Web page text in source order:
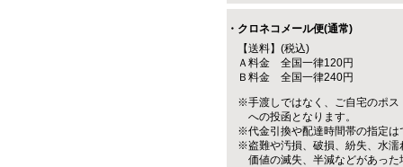
・クロネコメール便(通常)
【送料】(税込)
Ａ料金 全国一律120円
Ｂ料金 全国一律240円
※手渡しではなく、ご自宅のポス
への投函となります。
※代金引換や配達時間帯の指定は
※盗難や汚損、破損、紛失、水濡
価値の滅失、半減などがあった